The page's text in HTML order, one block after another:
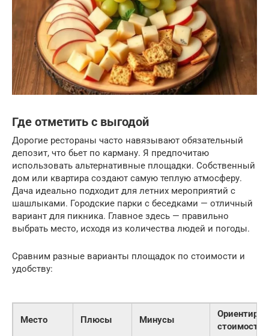
Где отметить с выгодой
Дорогие рестораны часто навязывают обязательный
депозит, что бьет по карману. Я предпочитаю
использовать альтернативные площадки. Собственный
дом или квартира создают самую теплую атмосферу.
Дача идеально подходит для летних мероприятий с
шашлыками. Городские парки с беседками — отличный
вариант для пикника. Главное здесь — правильно
выбрать место, исходя из количества людей и погоды.
Сравним разные варианты площадок по стоимости и
удобству:
Место Плюсы Минусы
стоимость